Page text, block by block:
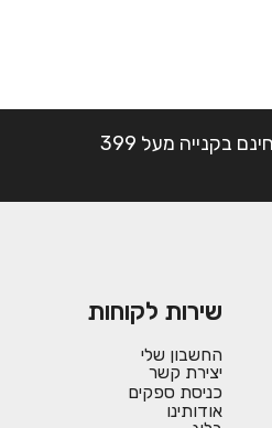
שליח עד הבית חינם בקנייה מעל 399
שירות לקוחות
החשבון שלי
יצירת קשר
כניסת ספקים
אודותינו